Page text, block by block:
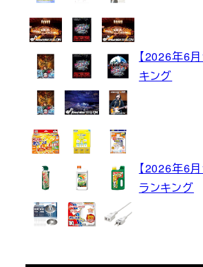
【2026年6
キング
【2026年6
ランキング